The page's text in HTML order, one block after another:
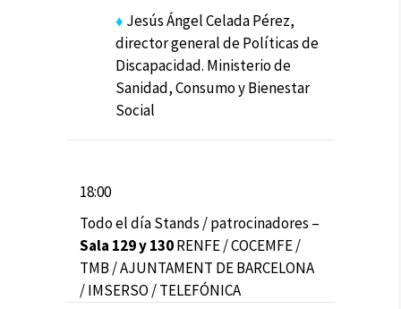
♦ Jesús Ángel Celada Pérez,
director general de Políticas de
Discapacidad. Ministerio de
Sanidad, Consumo y Bienestar
Social
18:00
Todo el día Stands / patrocinadores –
Sala 129 y 130RENFE / COCEMFE /
TMB / AJUNTAMENT DE BARCELONA
/ IMSERSO / TELEFÓNICA